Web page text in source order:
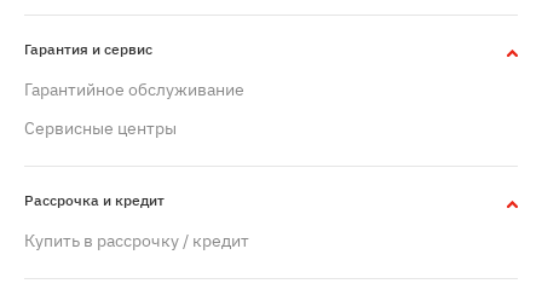
Гарантия и сервис
Гарантийное обслуживание
Сервисные центры
Рассрочка и кредит
Купить в рассрочку / кредит